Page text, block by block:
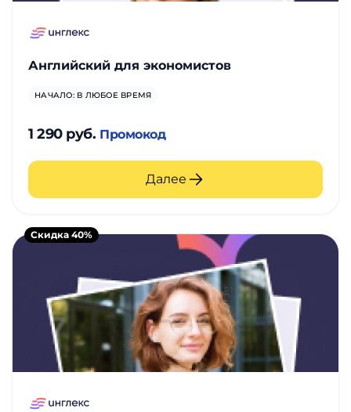
Английский для экономистов
НАЧАЛО: В ЛЮБОЕ ВРЕМЯ
1 290 руб. Промокод
Далее
Скидка 40%